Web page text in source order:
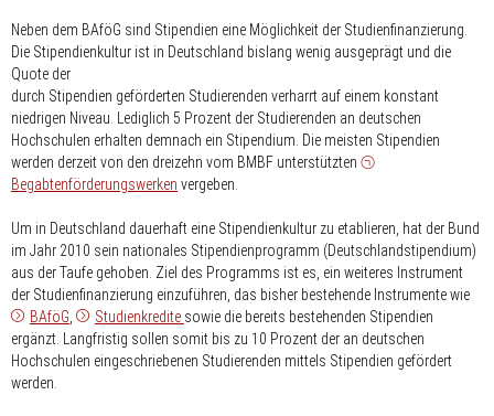
Neben dem BAföG sind Stipendien eine Möglichkeit der Studienfinanzierung.
Die Stipendienkultur ist in Deutschland bislang wenig ausgeprägt und die
Quote der
durch Stipendien geförderten Studierenden verharrt auf einem konstant
niedrigen Niveau. Lediglich 5 Prozent der Studierenden an deutschen
Hochschulen erhalten demnach ein Stipendium. Die meisten Stipendien
werden derzeit von den dreizehn vom BMBF unterstützten
Begabtenförderungswerken vergeben.
Um in Deutschland dauerhaft eine Stipendienkultur zu etablieren, hat der Bund
im Jahr 2010 sein nationales Stipendienprogramm (Deutschlandstipendium)
aus der Taufe gehoben. Ziel des Programms ist es, ein weiteres Instrument
der Studienfinanzierung einzuführen, das bisher bestehende Instrumente wie
BAföG
Studienkredite sowie die bereits bestehenden Stipendien
ergänzt. Langfristig sollen somit bis zu 10 Prozent der an deutschen
Hochschulen eingeschriebenen Studierenden mittels Stipendien gefördert
werden.